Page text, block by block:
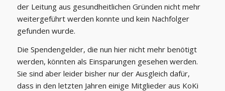
der Leitung aus gesundheitlichen Gründen nicht mehr
weitergeführt werden konnte und kein Nachfolger
gefunden wurde.
Die Spendengelder, die nun hier nicht mehr benötigt
werden, könnten als Einsparungen gesehen werden.
Sie sind aber leider bisher nur der Ausgleich dafür,
dass in den letzten Jahren einige Mitglieder aus KoKi